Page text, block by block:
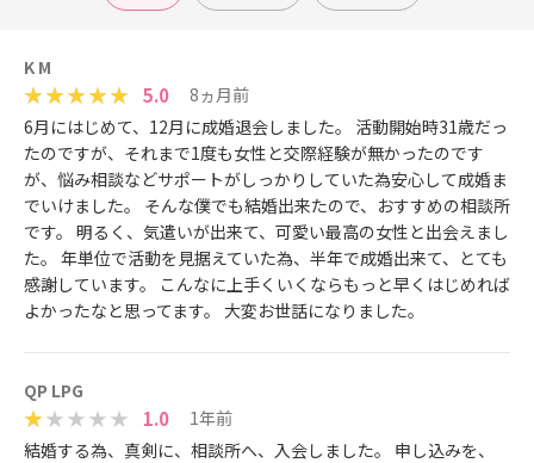
K M
5.0
8ヵ月前
6月にはじめて、12月に成婚退会しました。 活動開始時31歳だっ
たのですが、それまで1度も女性と交際経験が無かったのです
が、悩み相談などサポートがしっかりしていた為安心して成婚ま
でいけました。 そんな僕でも結婚出来たので、おすすめの相談所
です。 明るく、気遣いが出来て、可愛い最高の女性と出会えまし
た。 年単位で活動を見据えていた為、半年で成婚出来て、とても
感謝しています。 こんなに上手くいくならもっと早くはじめれば
よかったなと思ってます。 大変お世話になりました。
QP LPG
1.0
1年前
結婚する為、真剣に、相談所へ、入会しました。 申し込みを、